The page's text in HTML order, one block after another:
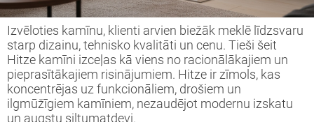
Izvēloties kamīnu, klienti arvien biežāk meklē līdzsvaru
starp dizainu, tehnisko kvalitāti un cenu. Tieši šeit
Hitze kamīni izceļas kā viens no racionālākajiem un
pieprasītākajiem risinājumiem. Hitze ir zīmols, kas
koncentrējas uz funkcionāliem, drošiem un
ilgmūžīgiem kamīniem, nezaudējot modernu izskatu
un augstu siltumatdevi.